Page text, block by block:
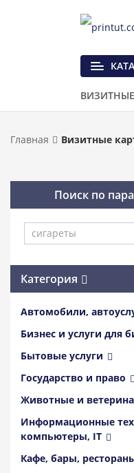
Главная Визитные
Поиск по
Категория
Автомобили,
Бизнес и услуги для
Бытовые услуги
Государство и право
Животные и
Информационные
компьютеры, IT
Кафе, бары,